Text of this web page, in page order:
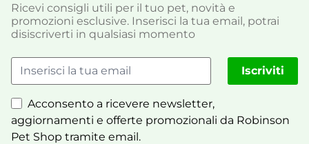
Ricevi consigli utili per il tuo pet, novità e
promozioni esclusive. Inserisci la tua email, potrai
disiscriverti in qualsiasi momento
Acconsento a ricevere newsletter,
aggiornamenti e offerte promozionali da Robinson
Pet Shop tramite email.
Iscriviti